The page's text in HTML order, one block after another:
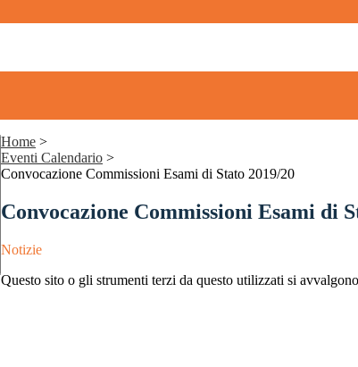
Home >
Eventi Calendario >
Convocazione Commissioni Esami di Stato 2019/20
Convocazione Commissioni Esami di
Notizie
Questo sito o gli strumenti terzi da questo utilizzati si